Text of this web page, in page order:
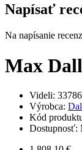
Napísať
Na napísanie
Max
Videli: 33786
Výrobca:
Kód
Dostupnosť: